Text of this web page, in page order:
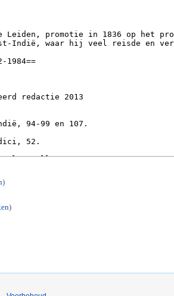
)
)